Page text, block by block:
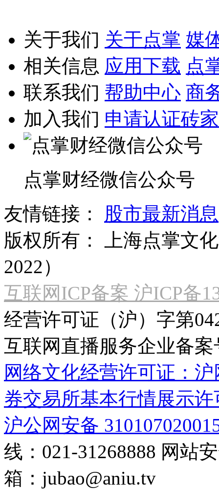
关于我们 关于点掌 媒
相关信息 应用下载 点
联系我们 帮助中心 商
加入我们 申请认证砖家
点掌财经微信公众号
友情链接：
股市最新消息
版权所有：
上海点掌文
2022）
互联网ICP备案 沪ICP备
经营许可证（沪）字第
互联网直播服务企业备案
网络文化经营许可证：
券交易所基本行情展示许
沪公网安备
线：021-31268888 网站
箱： jubao@aniu.tv